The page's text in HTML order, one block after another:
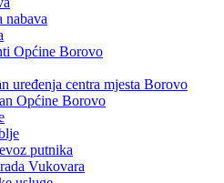
nabava
Općine Borovo
uređenja centra mjesta Borovo
Općine Borovo
putnika
Vukovara